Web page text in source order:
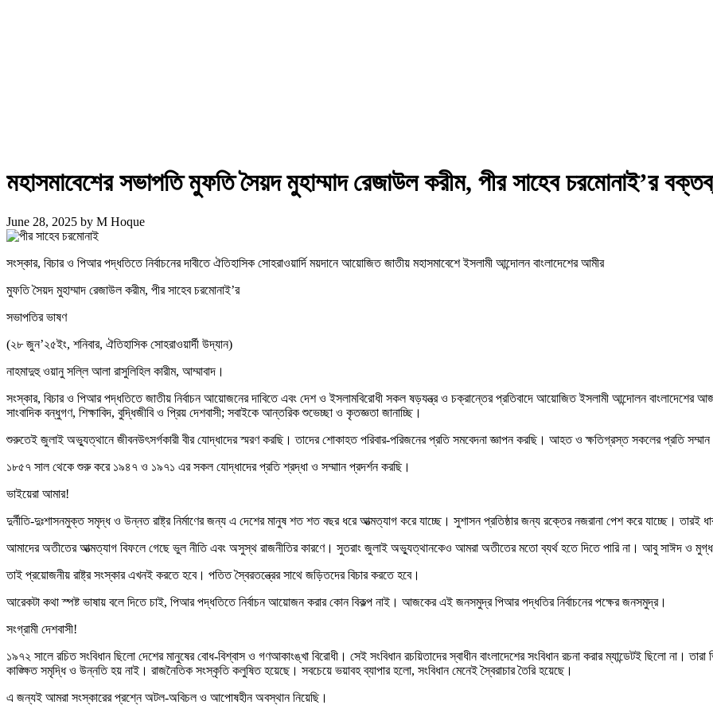
মহাসমাবেশের সভাপতি মুফতি সৈয়দ মুহাম্মাদ রেজাউল করীম, পীর সাহেব চরমোনাই’র
June 28, 2025 by M Hoque
সংস্কার, বিচার ও পিআর পদ্ধতিতে নির্বাচনের দাবীতে ঐতিহাসিক সোহরাওয়ার্দি ময়দানে আয়োজিত জাতীয় মহাসমাবেশে ইসলামী আন্দোলন বাংলাদেশের আমীর
মুফতি সৈয়দ মুহাম্মাদ রেজাউল করীম, পীর সাহেব চরমোনাই’র
সভাপতির ভাষণ
(২৮ জুন’২৫ইং, শনিবার, ঐতিহাসিক সোহরাওয়ার্দী উদ্যান)
নাহমাদুহু ওয়ানু সল্লি আলা রাসুলিহিল কারীম, আম্মাবাদ।
সংস্কার, বিচার ও পিআর পদ্ধতিতে জাতীয় নির্বাচন আয়োজনের দাবিতে এবং দেশ ও ইসলামবিরোধী সকল ষড়যন্ত্র ও চক্রান্তের প্রতিবাদে আয়োজিত ইসলামী আন্দোলন বাংলাদেশের
সাংবাদিক বন্ধুগণ, শিক্ষাবিদ, বুদ্ধিজীবি ও প্রিয় দেশবাসী; সবাইকে আন্তরিক শুভেচ্ছা ও কৃতজ্ঞতা জানাচ্ছি।
শুরুতেই জুলাই অভ্যুত্থানে জীবনউৎসর্গকারী বীর যোদ্ধাদের স্মরণ করছি। তাদের শোকাহত পরিবার-পরিজনের প্রতি সমবেদনা জ্ঞাপন করছি। আহত ও ক্ষতিগ্রস্ত সকলের প্রতি
১৮৫৭ সাল থেকে শুরু করে ১৯৪৭ ও ১৯৭১ এর সকল যোদ্ধাদের প্রতি শ্রদ্ধা ও সম্মাান প্রদর্শন করছি।
ভাইয়েরা আমার!
দুর্নীতি-দুঃশাসনমুক্ত সমৃদ্ধ ও উন্নত রাষ্ট্র নির্মাণের জন্য এ দেশের মানুষ শত শত বছর ধরে আত্মত্যাগ করে যাচ্ছে। সুশাসন প্রতিষ্ঠার জন্য রক্তের নজরানা পেশ করে যাচ্ছে।
আমাদের অতীতের আত্মত্যাগ বিফলে গেছে ভুল নীতি এবং অসুস্থ রাজনীতির কারণে। সুতরাং জুলাই অভ্যুত্থানকেও আমরা অতীতের মতো ব্যর্থ হতে দিতে পারি না। আবু সাঈদ ও
তাই প্রয়োজনীয় রাষ্ট্র সংস্কার এখনই করতে হবে। পতিত স্বৈরতন্ত্রের সাথে জড়িতদের বিচার করতে হবে।
আরেকটা কথা স্পষ্ট ভাষায় বলে দিতে চাই, পিআর পদ্ধতিতে নির্বাচন আয়োজন করার কোন বিকল্প নাই। আজকের এই জনসমুদ্র পিআর পদ্ধতির নির্বাচনের পক্ষের জনসমুদ্র।
সংগ্রামী দেশবাসী!
১৯৭২ সালে রচিত সংবিধান ছিলো দেশের মানুষের বোধ-বিশ্বাস ও গণআকাংঙ্খা বিরোধী। সেই সংবিধান রচয়িতাদের স্বাধীন বাংলাদেশের সংবিধান রচনা করার ম্যান্ডেটই ছিলো না।
কাঙ্ক্ষিত সমৃদ্ধি ও উন্নতি হয় নাই। রাজনৈতিক সংস্কৃতি কলুষিত হয়েছে। সবচেয়ে ভয়াবহ ব্যাপার হলো, সংবিধান মেনেই স্বৈরাচার তৈরি হয়েছে।
এ জন্যই আমরা সংস্কারের প্রশ্নে অটল-অবিচল ও আপোষহীন অবস্থান নিয়েছি।